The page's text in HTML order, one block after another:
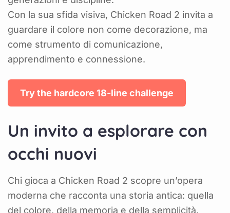
Con la sua sfida visiva, Chicken Road 2 invita a
guardare il colore non come decorazione, ma
come strumento di comunicazione,
apprendimento e connessione.
Try the hardcore 18-line challenge
Un invito a esplorare con
occhi nuovi
Chi gioca a Chicken Road 2 scopre un’opera
moderna che racconta una storia antica: quella
del colore, della memoria e della semplicità.